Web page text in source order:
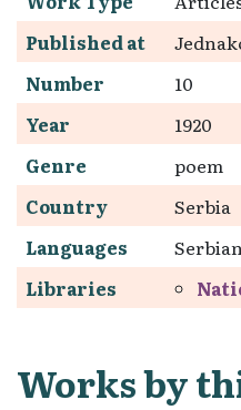
Published at
Number
10
Year
1920
Genre
poem
Country
Serbia
Languages
Libraries
Works by